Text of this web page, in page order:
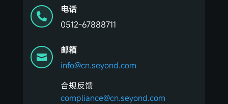

电话
0512-67888711

邮箱
info@cn.seyond.com
合规反馈
compliance@cn.seyond.com